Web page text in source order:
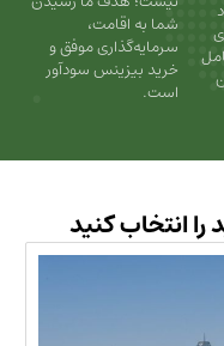
موفق و
سودآور
کنید